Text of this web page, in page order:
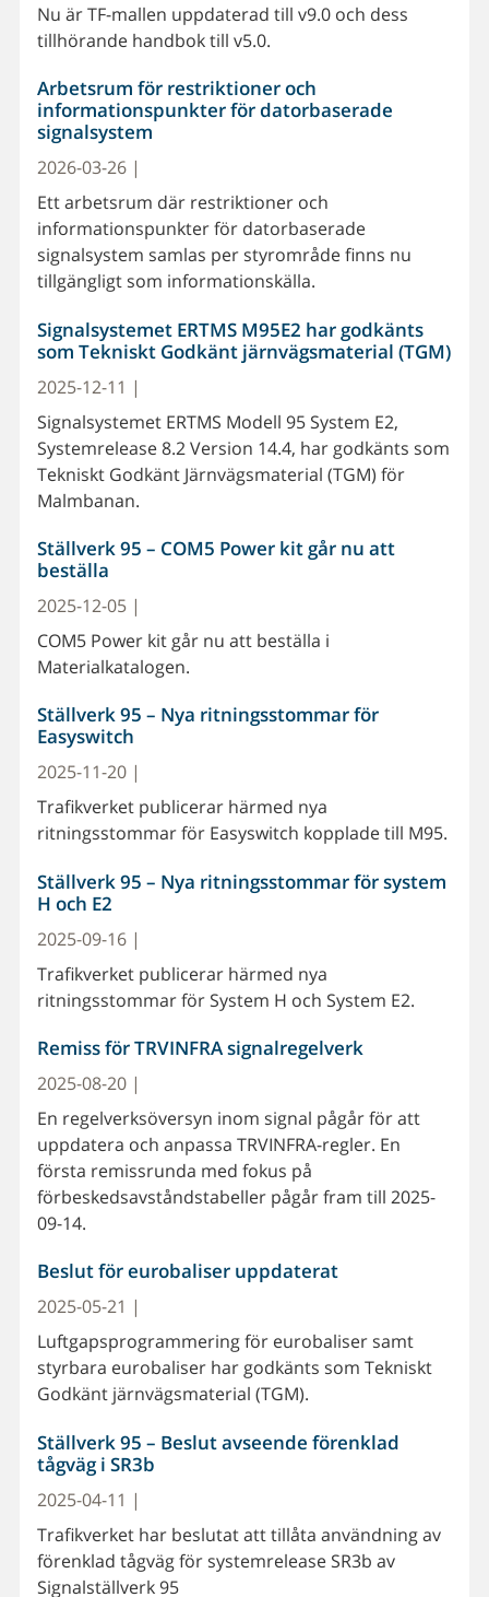
Nu är TF-mallen uppdaterad till v9.0 och dess
tillhörande handbok till v5.0.
Arbetsrum för restriktioner och
informationspunkter för datorbaserade
signalsystem
2026-03-26 |
Ett arbetsrum där restriktioner och
informationspunkter för datorbaserade
signalsystem samlas per styrområde finns nu
tillgängligt som informationskälla.
Signalsystemet ERTMS M95E2 har godkänts
som Tekniskt Godkänt järnvägsmaterial (TGM)
2025-12-11 |
Signalsystemet ERTMS Modell 95 System E2,
Systemrelease 8.2 Version 14.4, har godkänts som
Tekniskt Godkänt Järnvägsmaterial (TGM) för
Malmbanan.
Ställverk 95 – COM5 Power kit går nu att
beställa
2025-12-05 |
COM5 Power kit går nu att beställa i
Materialkatalogen.
Ställverk 95 – Nya ritningsstommar för
Easyswitch
2025-11-20 |
Trafikverket publicerar härmed nya
ritningsstommar för Easyswitch kopplade till M95.
Ställverk 95 – Nya ritningsstommar för system
H och E2
2025-09-16 |
Trafikverket publicerar härmed nya
ritningsstommar för System H och System E2.
Remiss för TRVINFRA signalregelverk
2025-08-20 |
En regelverksöversyn inom signal pågår för att
uppdatera och anpassa TRVINFRA-regler. En
första remissrunda med fokus på
förbeskedsavståndstabeller pågår fram till 2025-
09-14.
Beslut för eurobaliser uppdaterat
2025-05-21 |
Luftgapsprogrammering för eurobaliser samt
styrbara eurobaliser har godkänts som Tekniskt
Godkänt järnvägsmaterial (TGM).
Ställverk 95 – Beslut avseende förenklad
tågväg i SR3b
2025-04-11 |
Trafikverket har beslutat att tillåta användning av
förenklad tågväg för systemrelease SR3b av
Signalställverk 95